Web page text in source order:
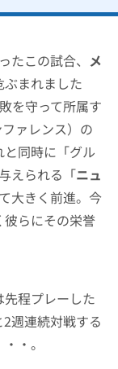
たこの試合、 メ
まれました
を守って所属す
ァレンス）の
同時に「グル
えられる「ニュ
大きく前進。今
らにその栄誉
程プレーした
週連続対戦する
・。